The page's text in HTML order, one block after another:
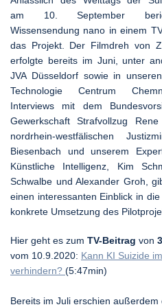
am 10. September
Wissensendung nano in einem
das Projekt. Der Filmdreh von
erfolgte bereits im Juni, unter
JVA Düsseldorf sowie in
Technologie Centrum
Interviews mit dem
Gewerkschaft Strafvollzug
nordrhein-westfälischen
Biesenbach und unserem
Künstliche Intelligenz, Kim
Schwalbe und Alexander Groh,
einen interessanten Einblick in
konkrete Umsetzung des
Hier geht es zum TV-Beitrag von
vom 10.9.2020: Kann KI Suizide
verhindern? (5:47min)
Bereits im Juli erschien außerdem